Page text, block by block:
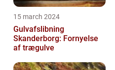
15 march 2024
Gulvafslibning
Skanderborg: Fornyelse
af trægulve